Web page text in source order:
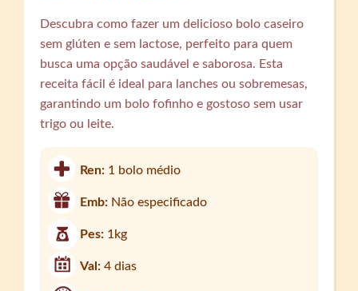
Descubra como fazer um delicioso bolo caseiro
sem glúten e sem lactose, perfeito para quem
busca uma opção saudável e saborosa. Esta
receita fácil é ideal para lanches ou sobremesas,
garantindo um bolo fofinho e gostoso sem usar
trigo ou leite.
Ren: 1 bolo médio
Emb: Não especificado
Pes: 1kg
Val:4 dias